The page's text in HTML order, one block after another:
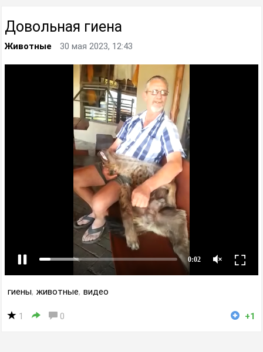
Довольная гиена
Животные 30 мая 2023, 12:43
гиены, животные, видео
1 0 +1